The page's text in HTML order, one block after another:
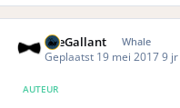
TheGallant Whale
Geplaatst 19 mei 20179 jr
AUTEUR